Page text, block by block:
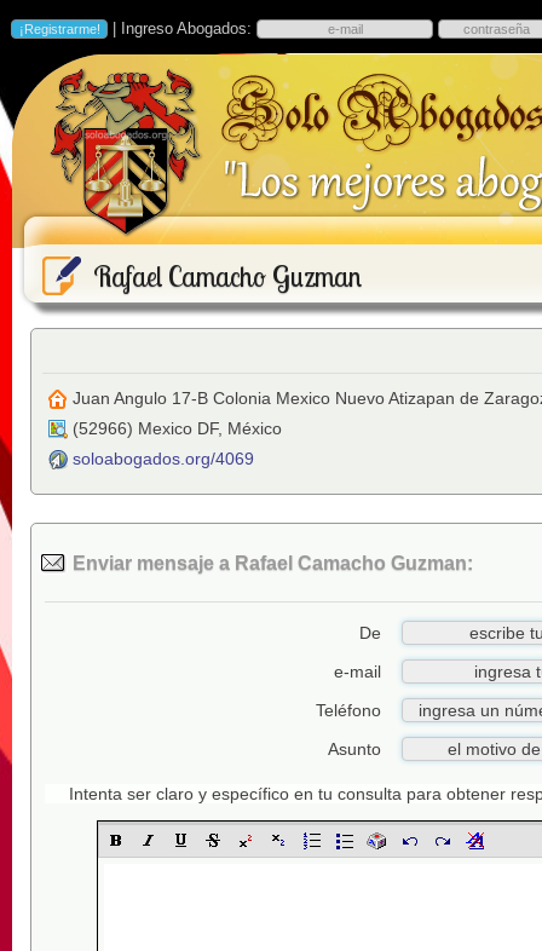
| Ingreso Abogados:
Rafael Camacho Guzman
Juan Angulo 17-B Colonia Mexico Nuevo Atizapan de
(52966) Mexico DF, México
soloabogados.org/4069
Enviar mensaje a Rafael Camacho Guzman:
De
e-mail
Teléfono
Asunto
Intenta ser claro y específico en tu consulta para obtener